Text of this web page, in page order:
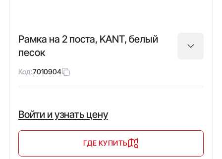
Рамка на 2 поста, KANT, белый
песок
Код:7010904
Войти и узнать цену
ГДЕ КУПИТЬ